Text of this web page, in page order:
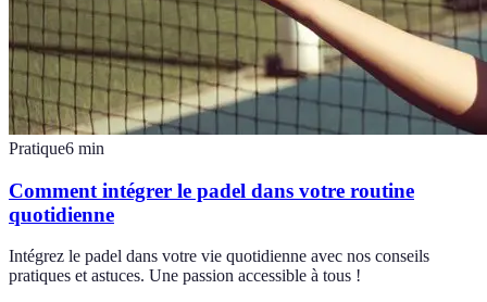
Pratique6 min
Comment intégrer le padel dans votre routine
quotidienne
Intégrez le padel dans votre vie quotidienne avec nos conseils
pratiques et astuces. Une passion accessible à tous !